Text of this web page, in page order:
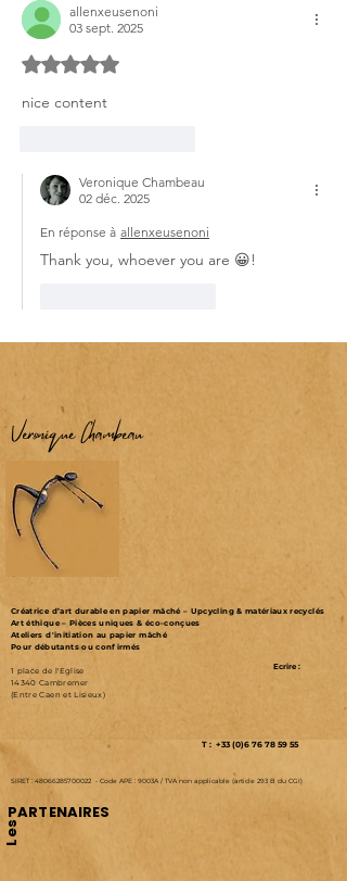
allenxeusenoni
03 sept. 2025
Noté 5 étoiles sur 5.
nice content
Veronique Chambeau
02 déc. 2025
En réponse à allenxeusenoni
Thank you, whoever you are 😀!
Véronique Chambeau
Créatrice d’art durable en papier mâché – Upcycling & matériaux recyclés
Art éthique – Pièces uniques & éco-conçues
Ateliers d'initiation au papier mâché
Pour débutants ou confirmés
1 place de l'Eglise
14340 Cambremer
(Entre Caen et Lisieux)
Ecrire :
SIRET : 48066285700022 - Code APE : 9003A / TVA non applicable (article 293 B du CGI)
T : +33 (0)6 76 78 59 55
Les
PARTENAIRES